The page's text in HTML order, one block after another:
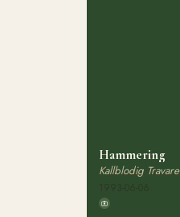
Hammering
Kallblodig Travare